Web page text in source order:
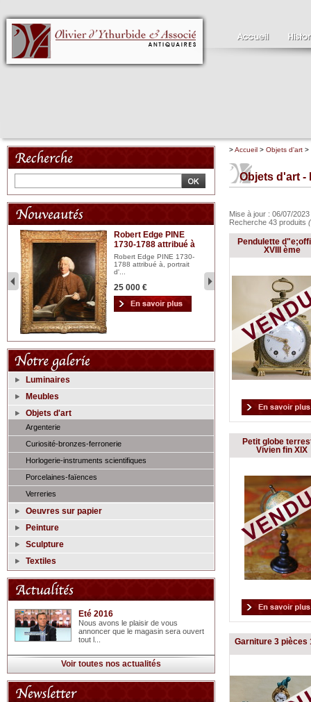
Robert Edge PINE
1730-1788 attribué à
Robert Edge PINE 1730-
1788 attribué à, portrait
d'...
25 000 € 2
Luminaires
Meubles
Objets d'art
Argenterie
Curiosité-bronzes-ferronerie
Horlogerie-instruments scientifiques
Porcelaines-faïences
Verreries
Oeuvres sur papier
Peinture
Sculpture
Textiles
Eté 2016
Nous avons le plaisir de vous
annoncer que le magasin sera ouvert
tout l...
Voir toutes nos actualités
>Accueil > Objets d'art >
Objets d'art
Mise à jour : 06/07/
Recherche 43 produits
Pendulette
XVIII ème
Petit globe
Vivien fin XIX
Garniture 3 pièces